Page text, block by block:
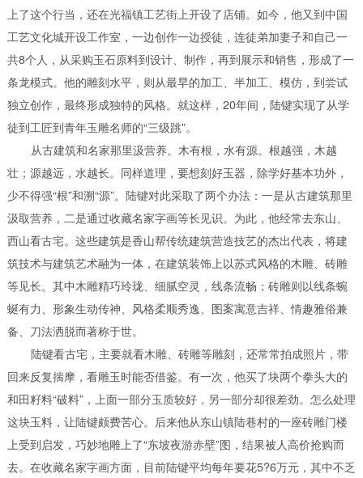
上了这个行当，还在光福镇工艺街上开设了店铺。如今，他又到中国
工艺文化城开设工作室，一边创作一边授徒，连徒弟加妻子和自己一
共8个人，从采购玉石原料到设计、制作，再到展示和销售，形成了一
条龙模式。 他的雕刻水平，则从最早的加工、半加工、模仿，到尝试
独立创作，最终形成独特的风格。 就这样，20年间，陆键实现了从学
徒到工匠到青年玉雕名师的“三级跳”。
从古建筑和名家那里汲营养。 木有根，水有源。根越强，木越
壮；源越远，水越长。 同样道理，要想刻好玉器，除学好基本功外，
少不得强“根”和溯“源”。陆键对此采取了两个办法：一是从古建筑那里
汲取营养，二是通过收藏名家字画等长见识。 为此，他经常去东山、
西山看古宅。这些建筑是香山帮传统建筑营造技艺的杰出代表，将建
筑技术与建筑艺术融为一体，在建筑装饰上以苏式风格的木雕、砖雕
等见长。其中木雕精巧玲珑、细腻空灵，线条流畅；砖雕则以线条蜿
蜒有力、形象生动传神、风格柔顺秀逸、图案寓意吉祥、情趣雅俗兼
备、刀法洒脱而著称于世。
陆键看古宅，主要就看木雕、砖雕等雕刻，还常常拍成照片，带
回来反复揣摩，看雕玉时能否借鉴。有一次，他买了块两个拳头大的
和田籽料“破料”，上面一部分玉质较好，另一部分却很差劲。怎么处理
这块玉料，让陆键颇费苦心。后来他从东山镇陆巷村的一座砖雕门楼
上受到启发，巧妙地雕上了“东坡夜游赤壁”图，结果被人高价抢购而
去。 在收藏名家字画方面，目前陆键平均每年要花5?6万元，其中不乏